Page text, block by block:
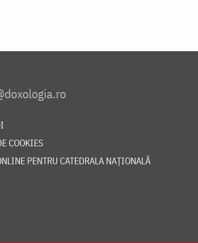
COOKIES
PENTRU CATEDRALA NAȚIONALĂ